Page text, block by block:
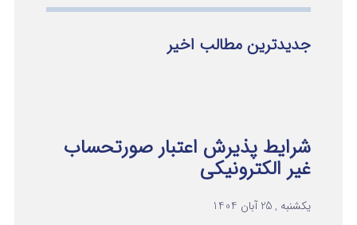
جدیدترین مطالب اخیر
شرایط پذیرش اعتبار صورتحساب
غیر الکترونیکی
یکشنبه , 25 آبان 1404